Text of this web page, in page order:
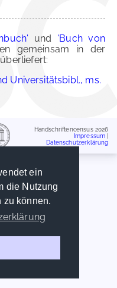
ein
die Nutzung
zu können.
und 'Buch von
gemeinsam in der
Universitätsbibl., ms.
Handschriftencensus 2026
Impressum
Datenschutzerklärung